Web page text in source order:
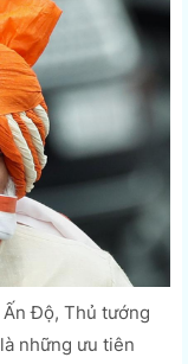
Độ, Thủ tướng
những ưu tiên